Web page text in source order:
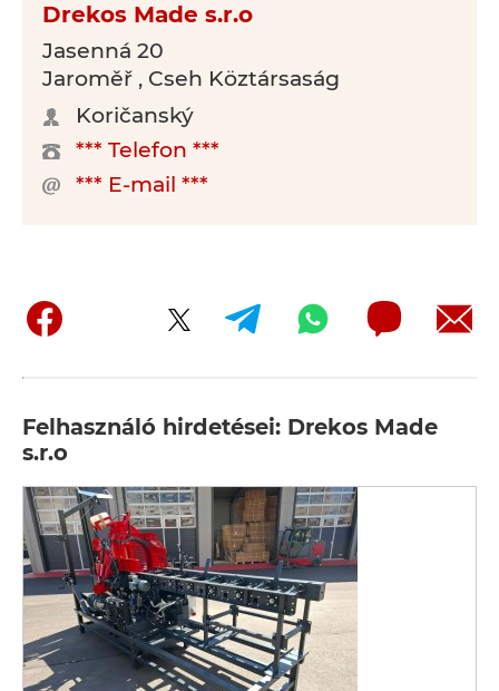
Drekos Made s.r.o
Jasenná 20
Jaroměř , Cseh Köztársaság
Koričanský
*** Telefon ***
*** E-mail ***
Felhasználó hirdetései: Drekos Made
s.r.o